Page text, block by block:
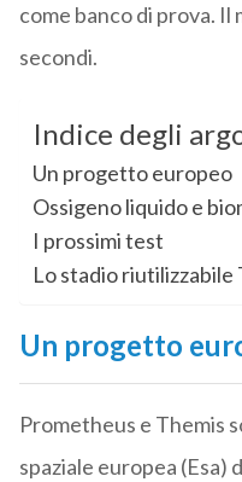
come banco di prova.
secondi.
Indice degli
Un progetto europeo
Ossigeno liquido e
I prossimi test
Lo stadio riutilizzabile
Un progetto
Prometheus e Themis
spaziale europea (Esa)